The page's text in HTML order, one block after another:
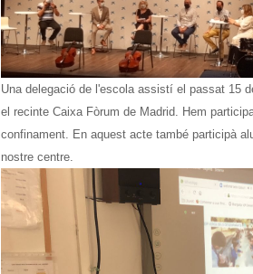
Una delegació de l'escola assistí el passat 15
el recinte Caixa Fòrum de Madrid. Hem
confinament. En aquest acte també participà
nostre centre.